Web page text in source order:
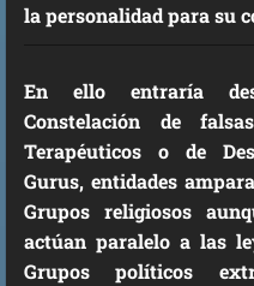
la personalidad para su
En ello entraría
Constelación de
Terapéuticos o de
Gurus, entidades
Grupos religiosos
actúan paralelo a las
Grupos políticos